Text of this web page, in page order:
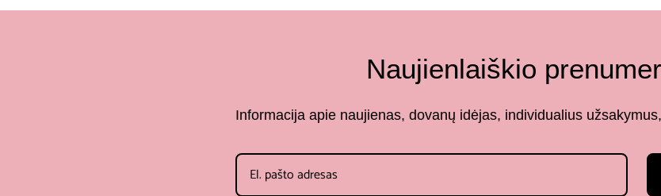
Naujienlaiškio
Informacija apie naujienas, dovanų idėjas, individualius